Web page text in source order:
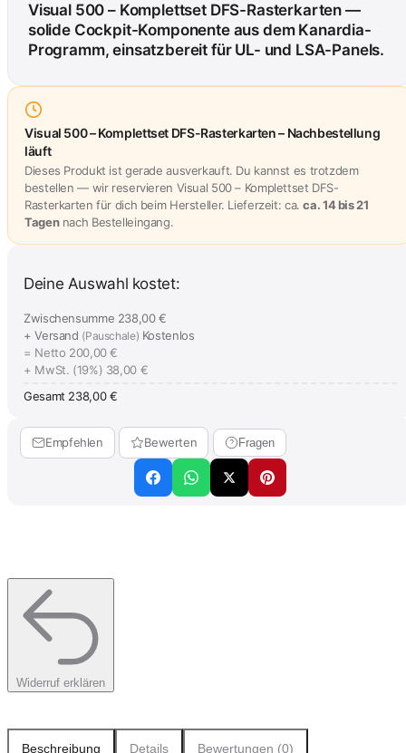
Visual 500 – Komplettset DFS-Rasterkarten —
solide Cockpit-Komponente aus dem Kanardia-
Programm, einsatzbereit für UL- und LSA-Panels.
Visual 500 – Komplettset DFS-Rasterkarten – Nachbestellung
läuft
Dieses Produkt ist gerade ausverkauft. Du kannst es trotzdem
bestellen — wir reservieren Visual 500 – Komplettset DFS-
Rasterkarten für dich beim Hersteller. Lieferzeit: ca.ca. 14 bis 21
Tagennach Bestelleingang.
Deine Auswahl kostet:
Zwischensumme 238,00 €
+ Versand (Pauschale) Kostenlos
= Netto 200,00 €
+ MwSt. (19%) 38,00 €
Gesamt 238,00 €
Empfehlen Bewerten Fragen
Widerruf erklären
Beschreibung Details Bewertungen (0)